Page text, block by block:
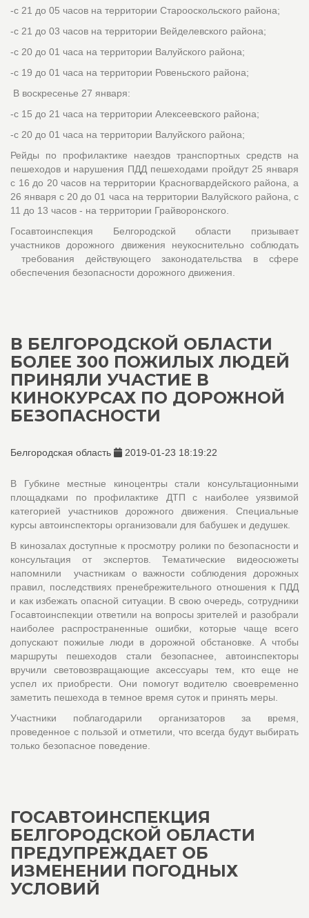
-с 21 до 05 часов на территории Старооскольского района;
-с 21 до 03 часов на территории Вейделевского района;
-с 20 до 01 часа на территории Валуйского района;
-с 19 до 01 часа на территории Ровеньского района;
В воскресенье 27 января:
-с 15 до 21 часа на территории Алексеевского района;
-с 20 до 01 часа на территории Валуйского района;
Рейды по профилактике наездов транспортных средств на
пешеходов и нарушения ПДД пешеходами пройдут 25 января
с 16 до 20 часов на территории Красногвардейского района, а
26 января с 20 до 01 часа на территории Валуйского района, с
11 до 13 часов - на территории Грайворонского.
Госавтоинспекция Белгородской области призывает
участников дорожного движения неукоснительно соблюдать
требования действующего законодательства в сфере
обеспечения безопасности дорожного движения.
В БЕЛГОРОДСКОЙ ОБЛАСТИ
БОЛЕЕ 300 ПОЖИЛЫХ ЛЮДЕЙ
ПРИНЯЛИ УЧАСТИЕ В
КИНОКУРСАХ ПО ДОРОЖНОЙ
БЕЗОПАСНОСТИ
Белгородская область 2019-01-23 18:19:22
В Губкине местные киноцентры стали консультационными
площадками по профилактике ДТП с наиболее уязвимой
категорией участников дорожного движения. Специальные
курсы автоинспекторы организовали для бабушек и дедушек.
В кинозалах доступные к просмотру ролики по безопасности и
консультация от экспертов. Тематические видеосюжеты
напомнили участникам о важности соблюдения дорожных
правил, последствиях пренебрежительного отношения к ПДД
и как избежать опасной ситуации. В свою очередь, сотрудники
Госавтоинспекции ответили на вопросы зрителей и разобрали
наиболее распространенные ошибки, которые чаще всего
допускают пожилые люди в дорожной обстановке. А чтобы
маршруты пешеходов стали безопаснее, автоинспекторы
вручили световозвращающие аксессуары тем, кто еще не
успел их приобрести. Они помогут водителю своевременно
заметить пешехода в темное время суток и принять меры.
Участники поблагодарили организаторов за время,
проведенное с пользой и отметили, что всегда будут выбирать
только безопасное поведение.
ГОСАВТОИНСПЕКЦИЯ
БЕЛГОРОДСКОЙ ОБЛАСТИ
ПРЕДУПРЕЖДАЕТ ОБ
ИЗМЕНЕНИИ ПОГОДНЫХ
УСЛОВИЙ